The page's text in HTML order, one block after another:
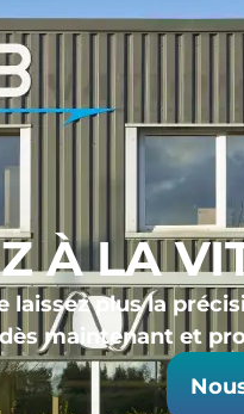
À LA
laissez plus la
maintenant et